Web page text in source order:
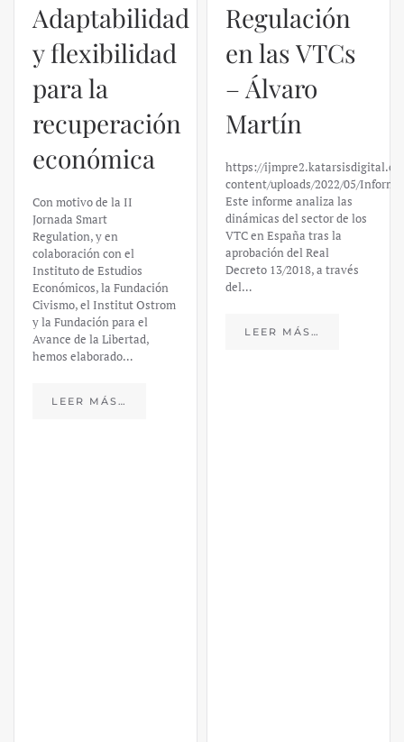
Regulación
en las VTCs
– Álvaro
Martín
https://ijmpre2.katarsisdigital.com/wp-
content/uploads/2022/05/Informe_sobre_las_VTC.pdf
Este informe analiza las
dinámicas del sector de los
VTC en España tras la
aprobación del Real
Decreto 13/2018, a través
del…
LEER MÁS…
El caso de
Silicon
Valley Bank:
un análisis
financiero –
Daniel
Fernández